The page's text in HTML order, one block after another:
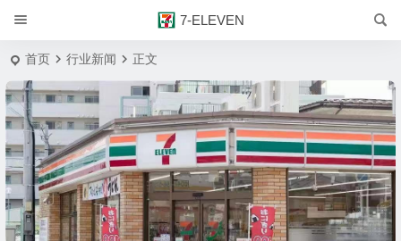
7-ELEVEN
首页 行业新闻 正文